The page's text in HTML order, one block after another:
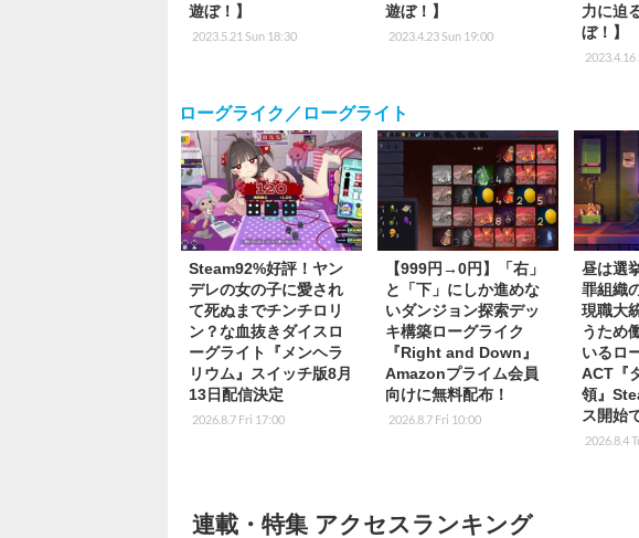
遊ぼ！】
2023.5.21 Sun 18:30
遊ぼ！】
2023.4.23 Sun 19:00
力に迫
ぼ！】
2023.4.16
ローグライク／ローグライト
Steam92%好評！ヤン
デレの女の子に愛され
て死ぬまでチンチロリ
ン？な血抜きダイスロ
ーグライト『メンヘラ
リウム』スイッチ版8月
13日配信決定
2026.8.7 Fri 17:00
【999円→0円】「右」
と「下」にしか進めな
いダンジョン探索デッ
キ構築ローグライク
『Right and Down』
Amazonプライム会員
向けに無料配布！
2026.8.7 Fri 10:00
昼は選
罪組織
現職大
うため
いるロ
ACT『
領』
ス開始
2026.8.4
連載・特集 アクセスランキング